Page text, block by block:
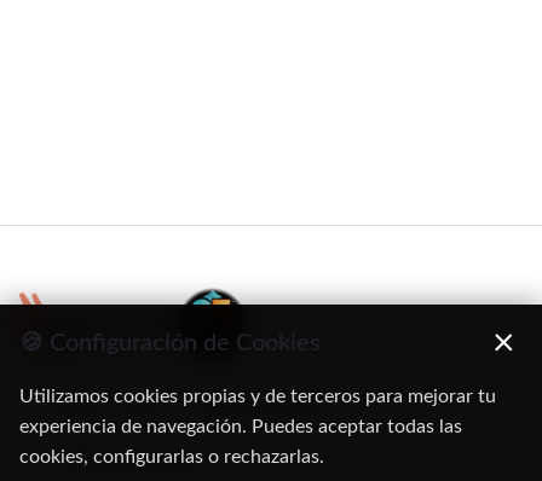
C/ Oruro, 11. 28016 Madrid
91 345 06 26
🍪 Configuración de Cookies ×
Utilizamos cookies propias y de terceros para mejorar tu
experiencia de navegación. Puedes aceptar todas las
cookies, configurarlas o rechazarlas.